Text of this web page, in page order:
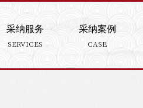
采纳服务
SERVICES
采纳案例
CASE